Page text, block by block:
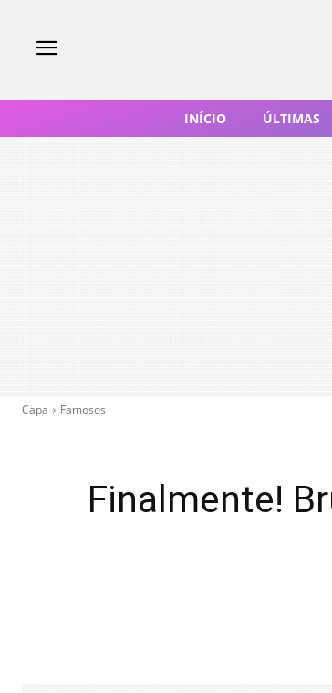
INÍCIO ÚLTIMAS
Capa Famosos
Finalmente!